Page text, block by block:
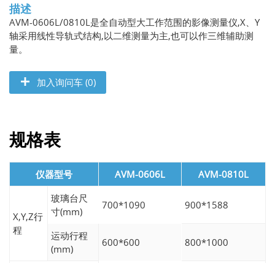
描述
AVM-0606L/0810L是全自动型大工作范围的影像测量仪,X、Y
轴采用线性导轨式结构,以二维测量为主,也可以作三维辅助测
量。
加入询问车 (0)
规格表
仪器型号 AVM-0606L AVM-0810L
X,Y,Z行
程
玻璃台尺
寸(mm)
700*1090 900*1588
运动行程
(mm)
600*600 800*1000